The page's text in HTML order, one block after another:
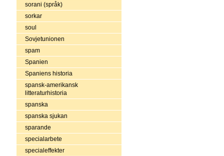
sorani (språk)
sorkar
soul
Sovjetunionen
spam
Spanien
Spaniens historia
spansk-amerikansk
litteraturhistoria
spanska
spanska sjukan
sparande
specialarbete
specialeffekter